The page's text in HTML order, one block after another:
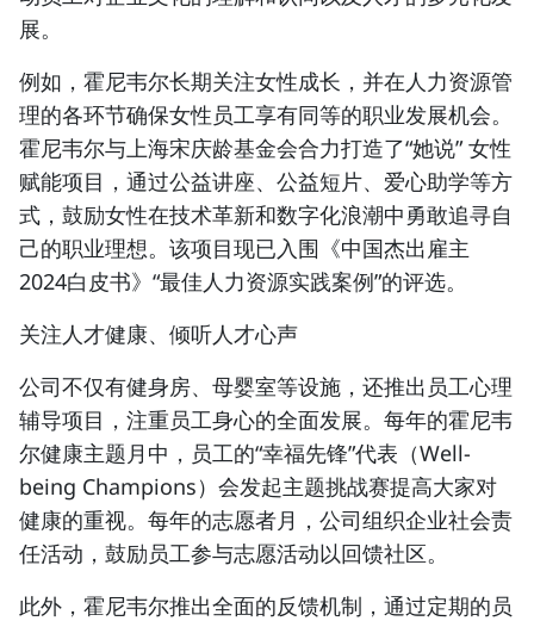
展。
例如，霍尼韦尔长期关注女性成长，并在人力资源管
理的各环节确保女性员工享有同等的职业发展机会。
霍尼韦尔与上海宋庆龄基金会合力打造了“她说” 女性
赋能项目，通过公益讲座、公益短片、爱心助学等方
式，鼓励女性在技术革新和数字化浪潮中勇敢追寻自
己的职业理想。该项目现已入围《中国杰出雇主
2024白皮书》“最佳人力资源实践案例”的评选。
关注人才健康、倾听人才心声
公司不仅有健身房、母婴室等设施，还推出员工心理
辅导项目，注重员工身心的全面发展。每年的霍尼韦
尔健康主题月中，员工的“幸福先锋”代表（Well-
being Champions）会发起主题挑战赛提高大家对
健康的重视。每年的志愿者月，公司组织企业社会责
任活动，鼓励员工参与志愿活动以回馈社区。
此外，霍尼韦尔推出全面的反馈机制，通过定期的员